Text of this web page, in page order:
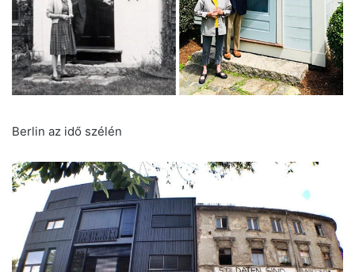
Berlin az idő szélén